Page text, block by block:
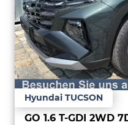
Hyundai TUCSON